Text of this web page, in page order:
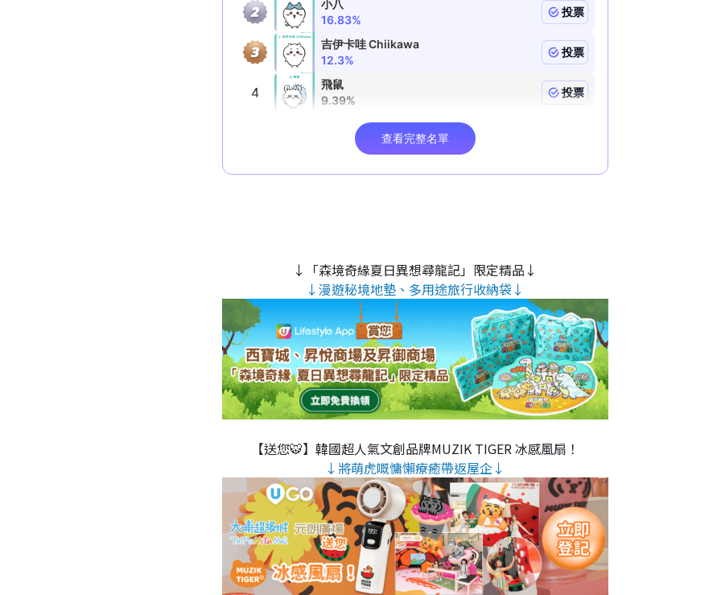
↓「森境奇緣夏日異想尋龍記」限定精品↓
↓漫遊秘境地墊、多用途旅行收納袋↓
【送您🐯】韓國超人氣文創品牌MUZIK TIGER 冰感風扇！
↓將萌虎嘅慵懶療癒帶返屋企↓